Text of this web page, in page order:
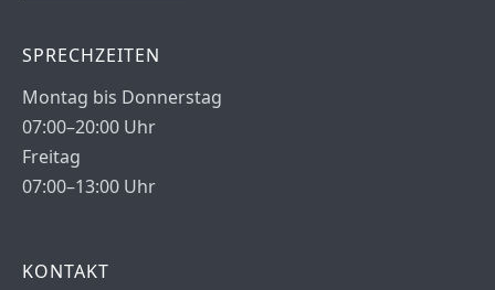
SPRECHZEITEN
Montag bis Donnerstag
07:00–20:00 Uhr
Freitag
07:00–13:00 Uhr
KONTAKT